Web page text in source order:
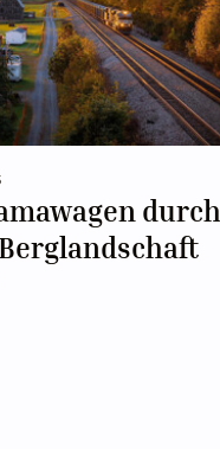
durch